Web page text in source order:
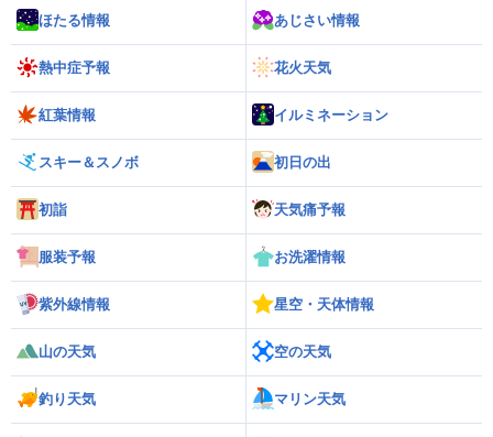
ほたる情報 あじさい情報
熱中症予報 花火天気
紅葉情報 イルミネーション
スキー＆スノボ 初日の出
初詣 天気痛予報
服装予報 お洗濯情報
紫外線情報 星空・天体情報
山の天気 空の天気
釣り天気 マリン天気